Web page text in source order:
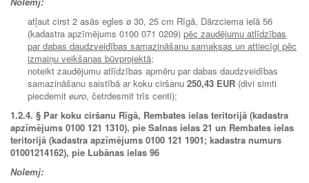
atļaut cirst 2 asās egles ø 30, 25 cm Rīgā, Dārzciema ielā 56
(kadastra apzīmējums 0100 071 0209) pēc zaudējumu atlīdzības
par dabas daudzveidības samazināšanu samaksas un attiecīgi pēc
izmaiņu veikšanas būvprojektā;
noteikt zaudējumu atlīdzības apmēru par dabas daudzveidības
samazināšanu saistībā ar koku ciršanu 250,43 EUR (divi simti
piecdemit euro, četrdesmit trīs centi);
1.2.4. § Par koku ciršanu Rīgā, Rembates ielas teritorijā (kadastra
apzīmējums 0100 121 1310), pie Salnas ielas 21 un Rembates ielas
teritorijā (kadastra apzīmējums 0100 121 1901; kadastra numurs
01001214162), pie Lubānas ielas 96
Nolemj: